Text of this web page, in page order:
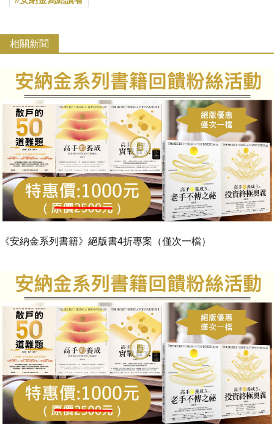
相關新聞
《安納金系列書籍》絕版書4折專案（僅次一檔）